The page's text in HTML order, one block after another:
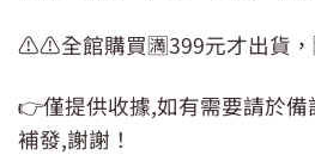
⚠️⚠️全館購買🈵399元才出貨
👉僅提供收據,如有需要請於
補發,謝謝！